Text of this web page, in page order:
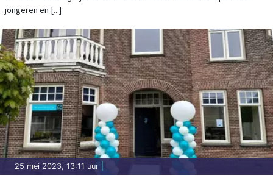
INSTALLATIEBRANCHE BIEDEN VEEL
jongeren en [...]
25 mei 2023, 13:11 uur